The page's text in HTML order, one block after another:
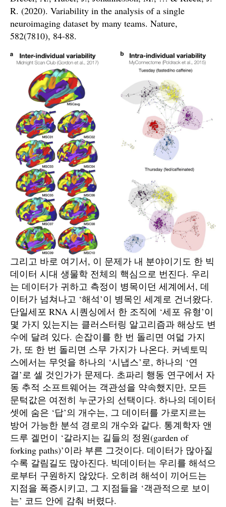
R. (2020). Variability in the analysis of a single
neuroimaging dataset by many teams. Nature,
582(7810), 84-88.
그리고 바로 여기서, 이 문제가 내 분야이기도 한 빅
데이터 시대 생물학 전체의 핵심으로 번진다. 우리
는 데이터가 귀하고 측정이 병목이던 세계에서, 데
이터가 넘쳐나고 ‘해석’이 병목인 세계로 건너왔다.
단일세포 RNA 시퀀싱에서 한 조직에 ‘세포 유형’이
몇 가지 있는지는 클러스터링 알고리즘과 해상도 변
수에 달려 있다. 손잡이를 한 번 돌리면 여덟 가지
가, 또 한 번 돌리면 스무 가지가 나온다. 커넥토믹
스에서는 무엇을 하나의 ‘시냅스’로, 하나의 ‘연
결’로 셀 것인가가 문제다. 초파리 행동 연구에서 자
동 추적 소프트웨어는 객관성을 약속했지만, 모든
문턱값은 여전히 누군가의 선택이다. 하나의 데이터
셋에 숨은 ‘답’의 개수는, 그 데이터를 가로지르는
방어 가능한 분석 경로의 개수와 같다. 통계학자 앤
드루 겔먼이 ‘갈라지는 길들의 정원(garden of
forking paths)’이라 부른 그것이다. 데이터가 많아질
수록 갈림길도 많아진다. 빅데이터는 우리를 해석으
로부터 구원하지 않았다. 오히려 해석이 끼어드는
지점을 폭증시키고, 그 지점들을 ‘객관적으로 보이
는’ 코드 안에 감춰 버렸다.